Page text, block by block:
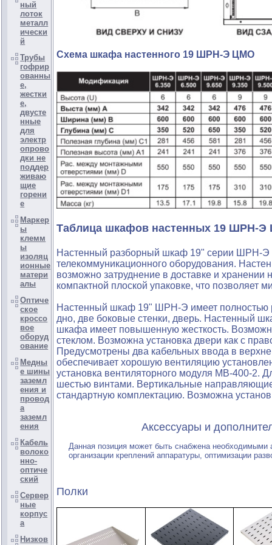
ный
лоток
металл
ически
й
Трубы
гофрир
ованны
е,
жестки
е,
двусте
нные
для
электр
опрово
дки не
поддер
живаю
щие
горени
е
Маркер
ы
клемм
ы
изоляц
ионные
матери
алы
Оптиче
ское
кроссо
вое
оборуд
ование
Медны
е шины
заземл
ения и
провод
а
заземл
ения
Кабель
волоко
нно-
оптиче
ский
Сервер
ные
корпус
а
Низков
Схема шкафа настенного 19 ШРН-Э ЦМО
Таблица шкафов настенных 19 ШРН-
Настенный разборный шкаф 19" серии ШРН-Э
телекоммуникационного оборудования.
возможно затруднение в доставке и
компактной плоской упаковке, что позволяет
Настенный шкаф 19" ШРН-Э имеет полностью
дно, две боковые стенки, дверь. Настенный
шкафа имеет повышенную жесткость.
стеклом. Возможна установка двери как с
Предусмотрены два кабельных ввода в
обеспечивает хорошую вентиляцию
установка вентиляторного модуля МВ-400-2.
шестью винтами. Вертикальные
стандартную комплектацию. Возможна
Аксессуары и
Данная позиция может быть снабжена
организации креплений аппаратуры, оптимизации
Полки